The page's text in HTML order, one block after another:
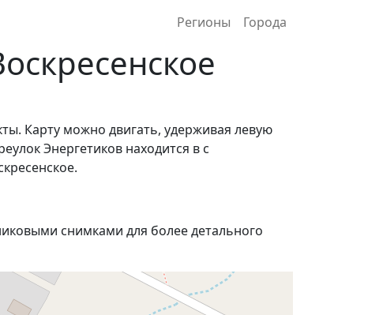
Регионы Города
Карту можно двигать, удерживая левую
Энергетиков находится в с
снимками для более детального